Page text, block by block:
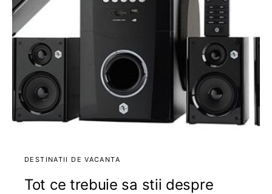
DESTINATII DE VACANTA
Tot ce trebuie sa stii despre